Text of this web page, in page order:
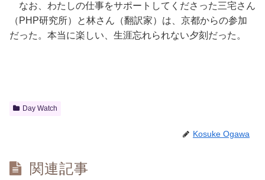
なお、わたしの仕事をサポートしてくださった三宅さん
（PHP研究所）と林さん（翻訳家）は、京都からの参加
だった。本当に楽しい、生涯忘れられない夕刻だった。
Day Watch
Kosuke Ogawa
関連記事